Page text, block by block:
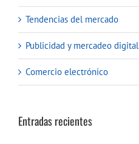
Tendencias del mercado
Publicidad y mercadeo digital
Comercio electrónico
Entradas recientes